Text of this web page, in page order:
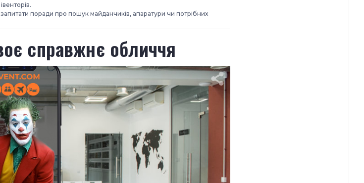
поради про пошук майданчиків, апаратури чи потрібних
справжнє обличчя